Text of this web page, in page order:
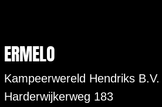
ERMELO
Kampeerwereld Hendriks B.V.
Harderwijkerweg 183